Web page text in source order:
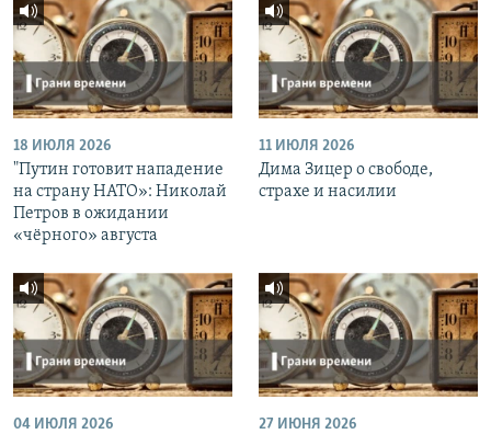
18 ИЮЛЯ 2026
"Путин готовит нападение
на страну НАТО»: Николай
Петров в ожидании
«чёрного» августа
11 ИЮЛЯ 2026
Дима Зицер о свободе,
страхе и насилии
04 ИЮЛЯ 2026 27 ИЮНЯ 2026